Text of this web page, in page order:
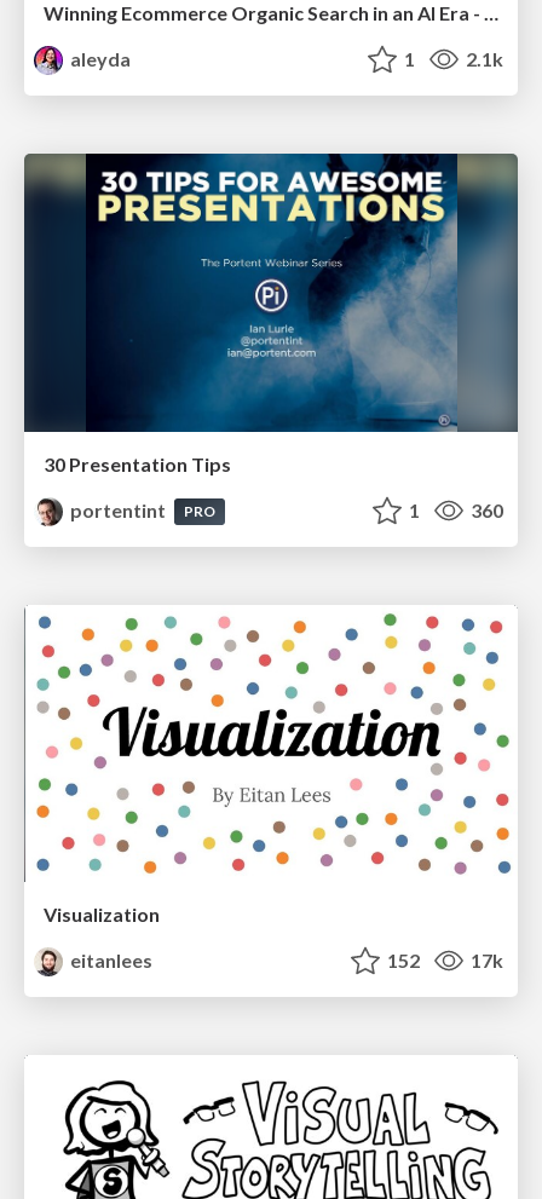
Winning Ecommerce Organic Search in an AI Era - #searchnstuff2025
aleyda
1 2.1k
30 Presentation Tips
portentint
PRO 1 360
Visualization
eitanlees
152 17k